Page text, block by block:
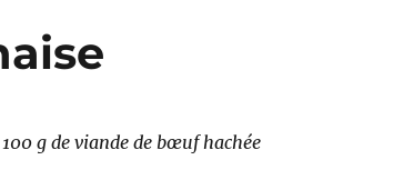
g de viande de bœuf hachée